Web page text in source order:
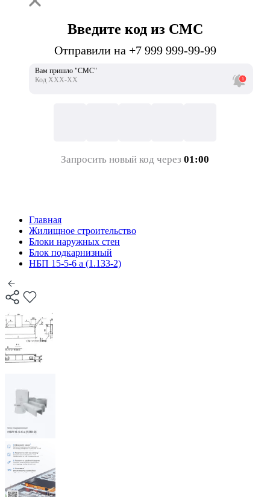
Введите код из СМС
Отправили на +7 999 999-99-99
Вам пришло "СМС"
Код ХХХ-ХХ
Запросить новый код через 01:00
Главная
Жилищное строительство
Блоки наружных стен
Блок подкарнизный
НБП 15-5-6 а (1.133-2)